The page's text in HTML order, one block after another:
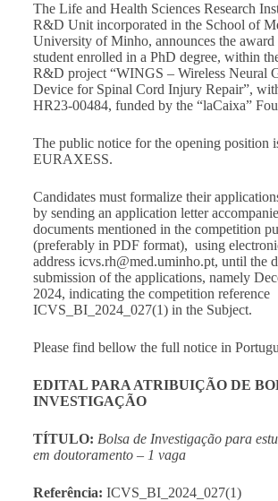
The Life and Health Sciences Research
R&D Unit incorporated in the School of
University of Minho, announces the award
student enrolled in a PhD degree, within
R&D project “WINGS – Wireless Neural
Device for Spinal Cord Injury Repair”,
HR23-00484, funded by the “laCaixa”
The public notice for the opening position
EURAXESS.
Candidates must formalize their
by sending an application letter
documents mentioned in the competition
(preferably in PDF format), using
address icvs.rh@med.uminho.pt, until the
submission of the applications, namely
2024, indicating the competition reference
ICVS_BI_2024_027(1) in the Subject.
Please find bellow the full notice in
EDITAL PARA ATRIBUIÇÃO DE
INVESTIGAÇÃO
TÍTULO: Bolsa de Investigação para
em doutoramento – 1 vaga
Referência: ICVS_BI_2024_027(1)